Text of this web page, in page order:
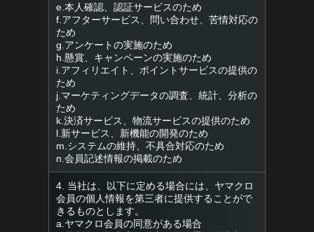
e.本人確認、認証サービスのため
f.アフターサービス、問い合わせ、苦情対応の
ため
g.アンケートの実施のため
h.懸賞、キャンペーンの実施のため
i.アフィリエイト、ポイントサービスの提供の
ため
j.マーケティングデータの調査、統計、分析の
ため
k.決済サービス、物流サービスの提供のため
l.新サービス、新機能の開発のため
m.システムの維持、不具合対応のため
n.会員記述情報の掲載のため
4. 当社は、以下に定める場合には、ヤマクロ
会員の個人情報を第三者に提供することがで
きるものとします。
a.ヤマクロ会員の同意がある場合